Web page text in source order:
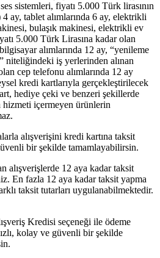
sistemleri, fiyatı 5.000 Türk lirasının
ay, tablet alımlarında 6 ay, elektrikli
bulaşık makinesi, elektrikli ev
5.000 Türk Lirasına kadar olan
alımlarında 12 ay, “yenileme
niteliğindeki iş yerlerinden alınan
cep telefonu alımlarında 12 ay
kredi kartlarıyla gerçekleştirilecek
hediye çeki ve benzeri şekillerde
içermeyen ürünlerin
alışverişini kredi kartına taksit
bir şekilde tamamlayabilirsin.
alışverişlerde 12 aya kadar taksit
En fazla 12 aya kadar taksit yapma
taksit tutarları uygulanabilmektedir.
Kredisi seçeneği ile ödeme
kolay ve güvenli bir şekilde